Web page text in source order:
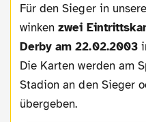
Für den Sieger in unserem Autorenwettbewerb
winkenzwei
Derby am 22.02.2003
Die Karten werden am
Stadion an den Sieger
übergeben.